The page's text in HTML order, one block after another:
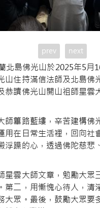
prev next
北島佛光山於2025年5月
山住持滿信法師及北島
恭讀佛光山開山祖師星雲
師篳路藍縷，辛苦建構
用在日常生活裡，回向
浮躁的心，透過佛陀慈
星雲大師文章，勉勵大
第二，用慚愧心待人，
大眾。最後，鼓勵大眾